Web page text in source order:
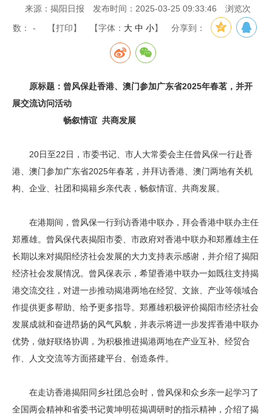
来源：揭阳日报 发布时间：2025-03-25 09:33:46 浏览次
数： - 【打印】 【字体： 大 中 小】 分享到：
原标题：曾风保赴香港、澳门参加广东省2025年春茗，并开
展交流访问活动
畅叙情谊 共商发展
20日至22日，市委书记、市人大常委会主任曾风保一行赴香
港、澳门参加广东省2025年春茗，并拜访香港、澳门两地有关机
构、企业、社团和揭籍乡亲代表，畅叙情谊、共商发展。
在港期间，曾风保一行到访香港中联办，拜会香港中联办主任
郑雁雄。曾风保代表揭阳市委、市政府对香港中联办和郑雁雄主任
长期以来对揭阳经济社会发展的大力支持表示感谢，并介绍了揭阳
经济社会发展情况。曾风保表示，希望香港中联办一如既往支持揭
港交流交往，对进一步推动揭港两地在经贸、文旅、产业等领域合
作提供更多帮助、给予更多指导。郑雁雄积极评价揭阳市经济社会
发展成就和奋进昂扬的风气风貌，并表示将进一步发挥香港中联办
优势，做好联络协调，为积极推进揭港两地在产业互补、经贸合
作、人文交流等方面搭建平台、创造条件。
在走访香港揭阳同乡社团总会时，曾风保和众乡亲一起学习了
全国两会精神和省委书记黄坤明莅揭调研时的指示精神，介绍了揭